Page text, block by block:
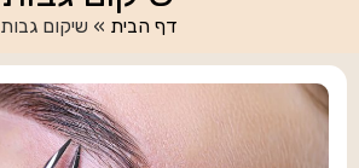
דף הבית » שיקום גבות